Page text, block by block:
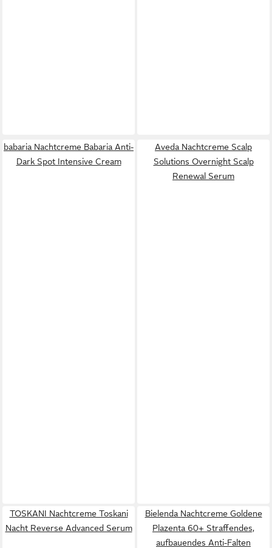
babaria Nachtcreme Babaria Anti-
Dark Spot Intensive Cream
Aveda Nachtcreme Scalp
Solutions Overnight Scalp
Renewal Serum
TOSKANI Nachtcreme Toskani
Nacht Reverse Advanced Serum
Bielenda Nachtcreme Goldene
Plazenta 60+ Straffendes,
aufbauendes Anti-Falten